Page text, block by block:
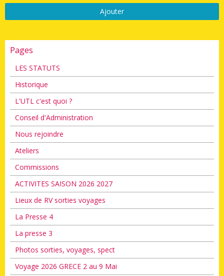
Ajouter
Pages
LES STATUTS
Historique
L'UTL c'est quoi ?
Conseil d'Administration
Nous rejoindre
Ateliers
Commissions
ACTIVITES SAISON 2026 2027
Lieux de RV sorties voyages
La Presse 4
La presse 3
Photos sorties, voyages, spect
Voyage 2026 GRECE 2 au 9 Mai